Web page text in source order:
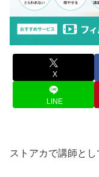
X
LINE
ストアカで講師とし